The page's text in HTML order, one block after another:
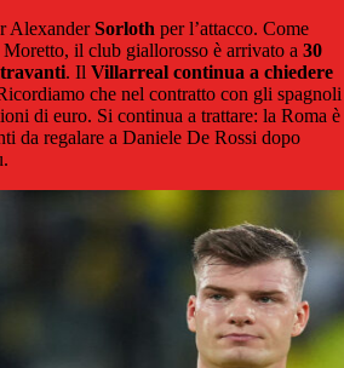
AlexanderSorloth per l’attacco. Come
il club giallorosso è arrivato a 30
. Il Villarreal continua a chiedere
che nel contratto con gli spagnoli
di euro. Si continua a trattare: la Roma è
da regalare a Daniele De Rossi dopo